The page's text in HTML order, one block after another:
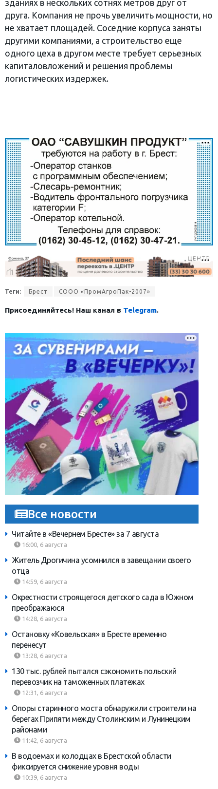
зданиях в нескольких сотнях метров друг от
друга. Компания не прочь увеличить мощности, но
не хватает площадей. Соседние корпуса заняты
другими компаниями, а строительство еще
одного цеха в другом месте требует серьезных
капиталовложений и решения проблемы
логистических издержек.
Теги: Брест СООО «ПромАгроПак-2007»
Присоединяйтесь! Наш канал в Telegram.
Все новости
Читайте в «Вечернем Бресте» за 7 августа
16:00, 6 августа
Житель Дрогичина усомнился в завещании своего
отца
14:59, 6 августа
Окрестности строящегося детского сада в Южном
преображаюся
14:28, 6 августа
Остановку «Ковельская» в Бресте временно
перенесут
13:28, 6 августа
130 тыс. рублей пытался сэкономить польский
перевозчик на таможенных платежах
12:31, 6 августа
Опоры старинного моста обнаружили строители на
берегах Припяти между Столинским и Лунинецким
районами
11:42, 6 августа
В водоемах и колодцах в Брестской области
фиксируется снижение уровня воды
10:39, 6 августа